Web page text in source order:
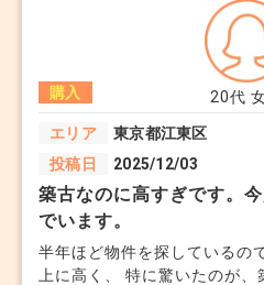
20代
購入
エリア
東京都江東区
投稿日
2025/12/03
築古なのに高すぎです。
でいます。
半年ほど物件を探しているの
上に高く、 特に驚いたのが